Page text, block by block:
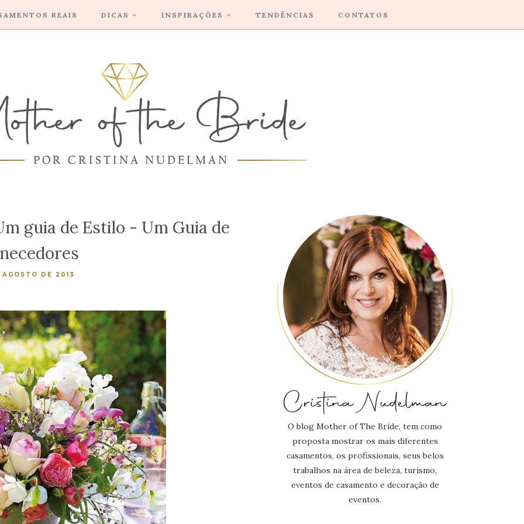
REAIS DICAS INSPIRAÇÕES TENDÊNCIAS CONTATOS
guia de Estilo - Um Guia de
AGOSTO DE 2013
O blog Mother of The Bride, tem como
proposta mostrar os mais diferentes
casamentos, os profissionais, seus belos
trabalhos na área de beleza, turismo,
eventos de casamento e decoração de
eventos.